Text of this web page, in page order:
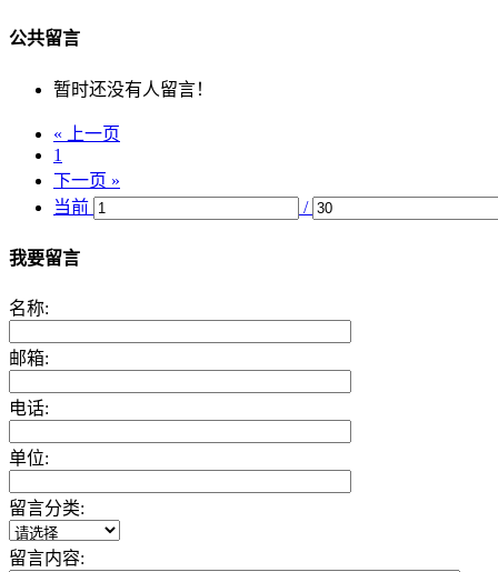
公共留言
暂时还没有人留言！
« 上一页
1
下一页 »
当前
/
我要留言
名称:
邮箱:
电话:
单位:
留言分类:
留言内容: